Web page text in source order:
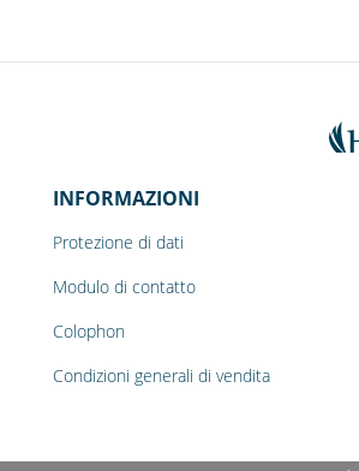
INFORMAZIONI
Protezione di dati
Modulo di contatto
Colophon
Condizioni generali di vendita